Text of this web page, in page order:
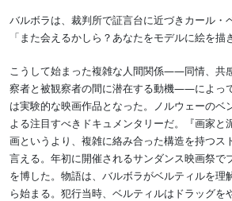
バルボラは、裁判所で証言台に近づきカール・
「また会えるかしら？あなたをモデルに絵を描
こうして始まった複雑な人間関係――同情、共
察者と被観察者の間に潜在する動機――によっ
は実験的な映画作品となった。ノルウェーのベ
よる注目すべきドキュメンタリーだ。『画家と
画というより、複雑に絡み合った構造を持つス
言える。年初に開催されるサンダンス映画祭で
を博した。物語は、バルボラがベルティルを理
ら始まる。犯行当時、ベルティルはドラッグを